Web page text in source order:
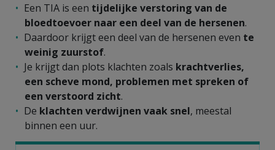
Een TIA is een tijdelijke verstoring van de
bloedtoevoer naar een deel van de hersenen.
Daardoor krijgt een deel van de hersenen even te
weinig zuurstof.
Je krijgt dan plots klachten zoals krachtverlies,
een scheve mond, problemen met spreken of
een verstoord zicht.
De klachten verdwijnen vaak snel, meestal
binnen een uur.